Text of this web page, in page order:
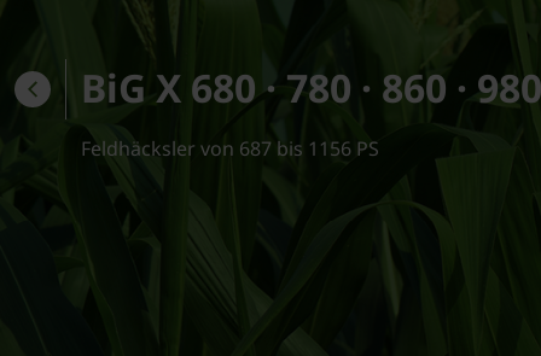
BiG X 680 · 780 · 860 ·
Feldhäcksler von 687 bis 1156 PS